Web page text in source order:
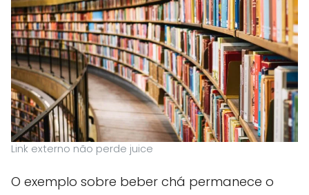
Link externo não perde juice
O exemplo sobre beber chá permanece o